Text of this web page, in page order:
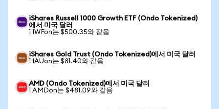
iShares Russell 1000 Growth ETF (Ondo Tokenized)
에서 미국 달러
1 IWFon는 $500.35와 같음
iShares Gold Trust (Ondo Tokenized)에서 미국 달러
1 IAUon는 $81.40와 같음
AMD (Ondo Tokenized)에서 미국 달러
1 AMDon는 $481.09와 같음